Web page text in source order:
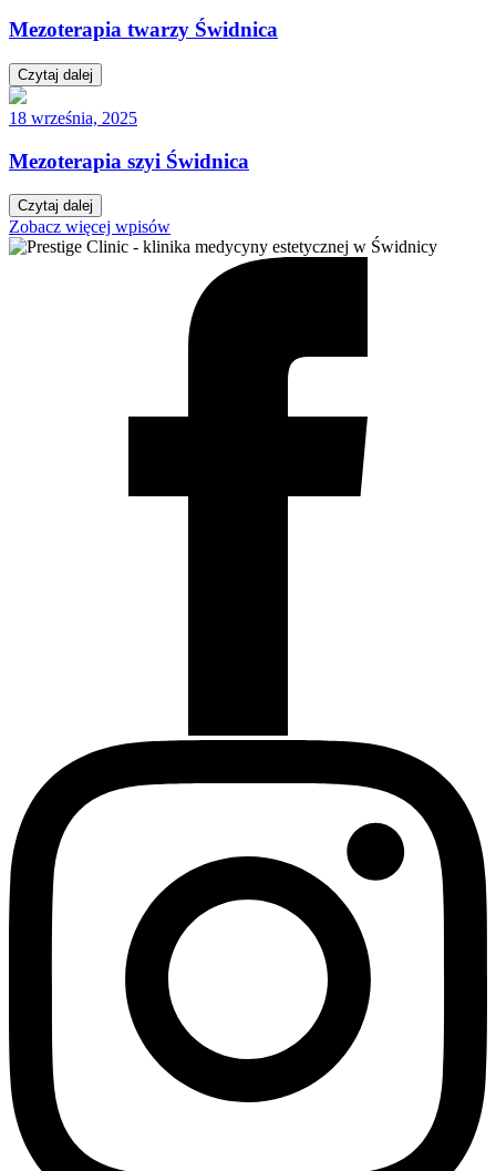
Mezoterapia twarzy Świdnica
Czytaj dalej
18 września, 2025
Mezoterapia szyi Świdnica
Czytaj dalej
Zobacz więcej wpisów